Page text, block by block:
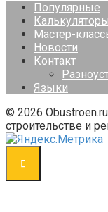
Популярные
Калькуляторы
Мастер-
Новости
Контакт
Языки
© 2026
строительстве и